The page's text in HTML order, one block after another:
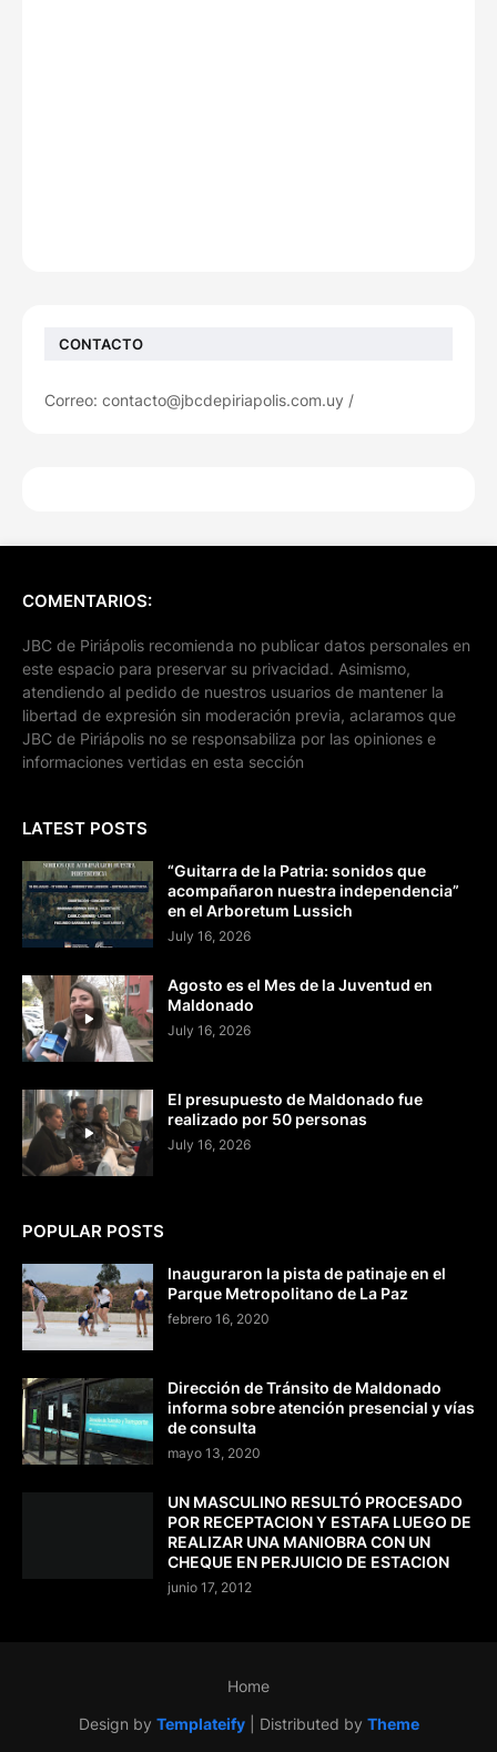
CONTACTO
Correo: contacto@jbcdepiriapolis.com.uy /
COMENTARIOS:
JBC de Piriápolis recomienda no publicar datos personales en
este espacio para preservar su privacidad. Asimismo,
atendiendo al pedido de nuestros usuarios de mantener la
libertad de expresión sin moderación previa, aclaramos que
JBC de Piriápolis no se responsabiliza por las opiniones e
informaciones vertidas en esta sección
LATEST POSTS
“Guitarra de la Patria: sonidos que
acompañaron nuestra independencia”
en el Arboretum Lussich
July 16, 2026
Agosto es el Mes de la Juventud en
Maldonado
July 16, 2026
El presupuesto de Maldonado fue
realizado por 50 personas
July 16, 2026
POPULAR POSTS
Inauguraron la pista de patinaje en el
Parque Metropolitano de La Paz
febrero 16, 2020
Dirección de Tránsito de Maldonado
informa sobre atención presencial y vías
de consulta
mayo 13, 2020
UN MASCULINO RESULTÓ PROCESADO
POR RECEPTACION Y ESTAFA LUEGO DE
REALIZAR UNA MANIOBRA CON UN
CHEQUE EN PERJUICIO DE ESTACION
junio 17, 2012
Design by Templateify| Distributed by Theme
Home